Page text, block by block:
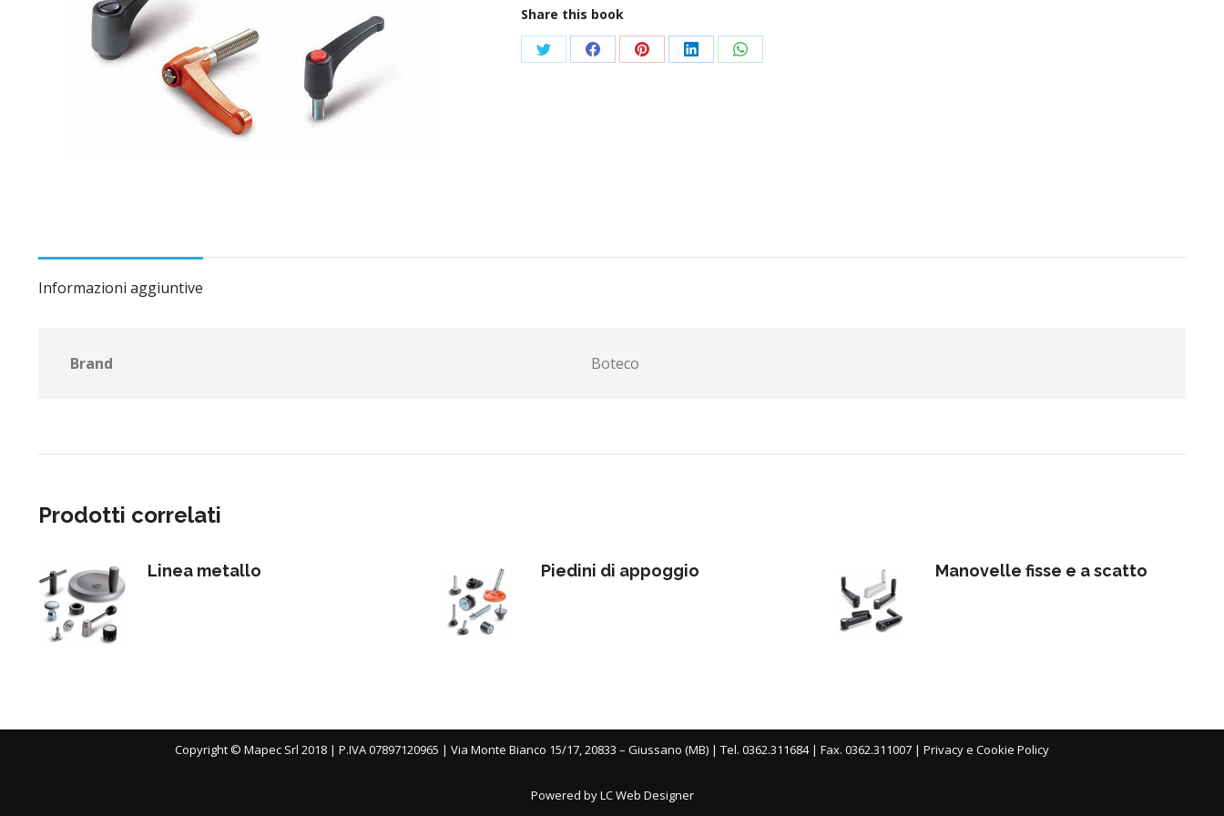
Share this book
CondividiCondividiCondividiCondividiCondividi
Informazioni aggiuntive
Brand Boteco
Prodotti correlati
Linea metallo Piedini di appoggio Manovelle fisse e a scatto
Copyright © Mapec Srl 2018 | P.IVA 07897120965 | Via Monte Bianco 15/17, 20833 – Giussano (MB) | Tel. 0362.311684 | Fax. 0362.311007 | Privacy e Cookie Policy
Powered by LC Web Designer